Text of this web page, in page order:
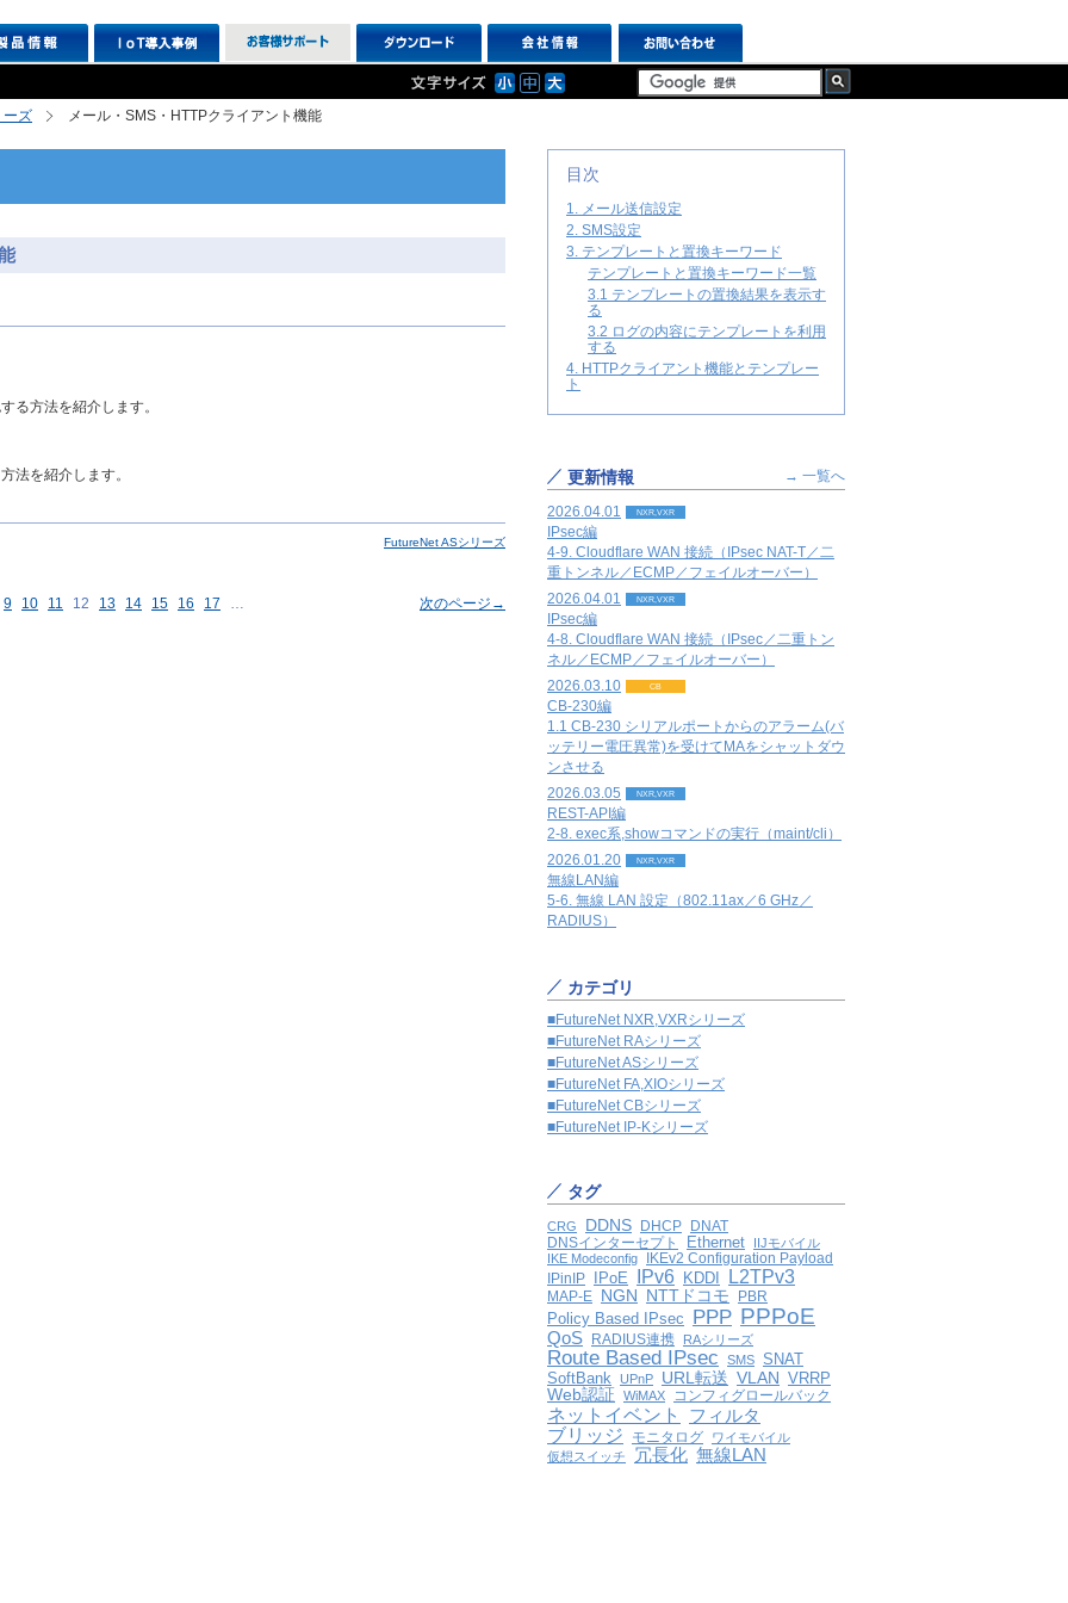
ーズ メール・SMS・HTTPクライアント機能
る方法を紹介します。
法を紹介します。
FutureNet ASシリーズ
9 10 11 12 13 14 15 16 17 … 次のページ→
目次
1. メール送信設定
2. SMS設定
3. テンプレートと置換キーワード
テンプレートと置換キーワード一覧
3.1 テンプレートの置換結果を表示す
る
3.2 ログの内容にテンプレートを利用
する
4. HTTPクライアント機能とテンプレー
ト
更新情報 → 一覧へ
2026.04.01 NXR,VXR
IPsec編
4-9. Cloudflare WAN 接続（IPsec NAT-T／二
重トンネル／ECMP／フェイルオーバー）
2026.04.01
NXR,VXR
IPsec編
4-8. Cloudflare WAN 接続（IPsec／二重トン
ネル／ECMP／フェイルオーバー）
2026.03.10
CB
CB-230編
1.1 CB-230 シリアルポートからのアラーム(バ
ッテリー電圧異常)を受けてMAをシャットダウ
ンさせる
2026.03.05
NXR,VXR
REST-API編
2-8. exec系,showコマンドの実行（maint/cli）
2026.01.20
NXR,VXR
無線LAN編
5-6. 無線 LAN 設定（802.11ax／6 GHz／
RADIUS）
カテゴリ
■FutureNet NXR,VXRシリーズ
■FutureNet RAシリーズ
■FutureNet ASシリーズ
■FutureNet FA,XIOシリーズ
■FutureNet CBシリーズ
■FutureNet IP-Kシリーズ
タグ
CRG DDNS DHCP DNAT
DNSインターセプト Ethernet
IIJモバイル
IKE Modeconfig
IKEv2 Configuration Payload
IPinIP
IPoE IPv6 KDDI L2TPv3
MAP-E NGN NTTドコモ PBR
Policy Based IPsec PPP PPPoE
QoS RADIUS連携 RAシリーズ
Route Based IPsec SMS SNAT
SoftBank UPnP URL転送 VLAN VRRP
Web認証
WiMAX コンフィグロールバック
ネットイベント
フィルタ
ブリッジ
モニタログ
ワイモバイル
仮想スイッチ
冗長化 無線LAN